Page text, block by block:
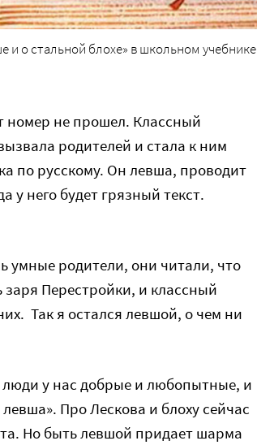
о стальной блохе» в школьном учебнике
номер не прошел. Классный
родителей и стала к ним
по русскому. Он левша, проводит
у него будет грязный текст.
умные родители, они читали, что
Перестройки, и классный
Так я остался левшой, о чем ни
у нас добрые и любопытные, и
Про Лескова и блоху сейчас
Но быть левшой придает шарма